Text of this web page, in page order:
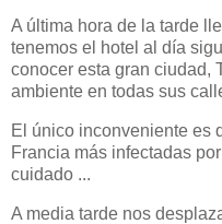
A última hora de la tarde
tenemos el hotel al día
conocer esta gran ciudad,
ambiente en todas sus
El único inconveniente es
Francia más infectadas
cuidado ...
A media tarde nos